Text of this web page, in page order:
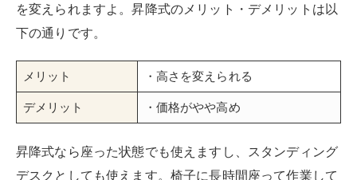
モリー機能が付いた製品も多いので操作は簡単。
検討の価値ありです。
収納ラック付きや折りたたみなどの機能性
もチェック